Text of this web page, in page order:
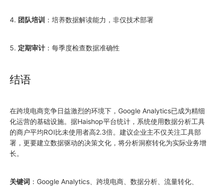
4. 团队培训 ：培养数据解读能力，非仅技术部署
5. 定期审计 ：每季度检查数据准确性
结语
在跨境电商竞争日益激烈的环境下，Google Analytics已成为精细
化运营的基础设施。据Haishop平台统计，系统使用数据分析工具
的商户平均ROI比未使用者高2.3倍。建议企业主不仅关注工具部
署，更要建立数据驱动的决策文化，将分析洞察转化为实际业务增
长。
关键词 ：Google Analytics、跨境电商、数据分析、流量转化、